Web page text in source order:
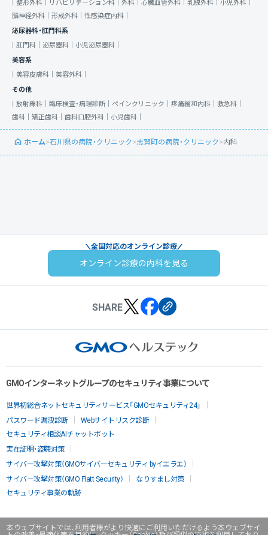
本ウェブサイトでは、利用者様がより快適にご利用いただけるよう本ウェブサイ
整形外科｜
リハビリテーション科｜ 外科｜ 心臓血管外科｜ 乳腺外科｜ 小児外科｜
脳神経外科｜ 形成外科｜ 性感染症内科｜
泌尿器科・肛門科系
肛門科｜ 泌尿器科｜ 小児泌尿器科｜
美容系
美容皮膚科｜ 美容外科｜
その他
放射線科｜ 臨床検査・病理診断｜ ペインクリニック｜ 疼痛緩和内科｜ 救急科｜
歯科｜ 矯正歯科｜ 歯科口腔外科｜ 小児歯科｜
ホーム>石川県の病院・クリニック>志賀町の病院・クリニック>内科
全国対応のオンライン診療
オンライン診療の内科を見る
SHARE
GMOインターネットグループのセキュリティ事業について
世界初総合ネットセキュリティサービス「GMOセキュリティ24」
パスワード漏洩診断
Webサイトリスク診断
セキュリティ相談AIチャットボット
実在証明・盗聴対策
サイバー攻撃対策（GMOサイバーセキュリティ byイエラエ）
サイバー攻撃対策（GMO Flatt Security）
なりすまし対策
セキュリティ事業の軌跡